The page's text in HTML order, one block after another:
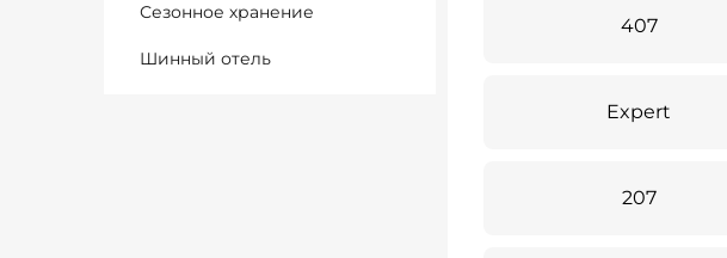
Сезонное хранение
Шинный отель
407
Expert
207